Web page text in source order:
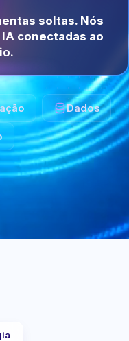
soltas. Nós
conectadas ao
Dados